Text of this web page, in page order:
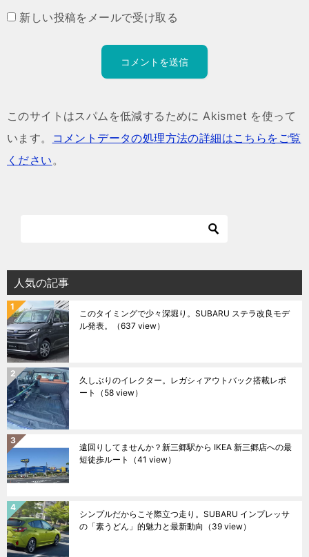
新しい投稿をメールで受け取る
このサイトはスパムを低減するために Akismet を使って
います。
コメントデータの処理方法の詳細はこちらをご覧
ください。
人気の記事
このタイミングで少々深堀り。SUBARU ステラ改良モデ
ル発表。
（637 view）
久しぶりのイレクター。レガシィアウトバック搭載レポ
ート
（58 view）
遠回りしてませんか？新三郷駅から IKEA 新三郷店への最
短徒歩ルート
（41 view）
シンプルだからこそ際立つ走り。SUBARU インプレッサ
の「素うどん」的魅力と最新動向 （39 view）